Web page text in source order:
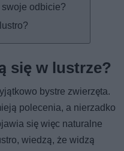
odbicie?
się w lustrze?
bystre zwierzęta.
polecenia, a nierzadko
się więc naturalne
wiedzą, że widzą